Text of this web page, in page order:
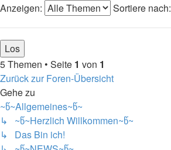
Anzeigen:
Sortiere nach:
5 Themen • Seite 1 von 1
Zurück zur Foren-Übersicht
Gehe zu
~წ~Allgemeines~წ~
↳ ~წ~Herzlich Willkommen~წ~
↳ Das Bin ich!